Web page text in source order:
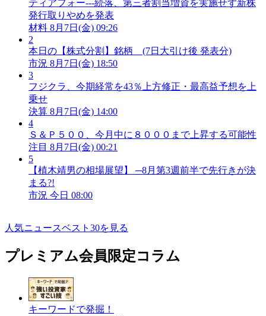
ティアフォー---続落、第三者割当増資を実施せず新株
発行取りやめを発表
材料 8月7日(金) 09:26
2
本日の【株式分割】銘柄 (7日大引け後 発表分)
市況 8月7日(金) 18:50
3
フジクラ、今期経常を43％上方修正・最高益予想を上
乗せ
決算 8月7日(金) 14:00
4
Ｓ＆Ｐ５００、今月中に８０００まで上昇する可能性
注目 8月7日(金) 00:21
5
【植木靖男の相場展望】 ─8月第3週前半で先行きが決
まる?!
市況 今日 08:00
人気ニュースベスト30を見る
プレミアム会員限定コラム
キーワードで発掘！